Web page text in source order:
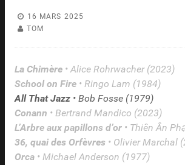
16 MARS 2025
TOM
La Chimère • Alice Rohrwacher (2023)
School on Fire • Ringo Lam (1984)
All That Jazz • Bob Fosse (1979)
Conann • Bertrand Mandico (2023)
L’Arbre aux papillons d’or • Thiên Ân
36, quai des Orfèvres • Olivier Marchal
Orca • Michael Anderson (1977)